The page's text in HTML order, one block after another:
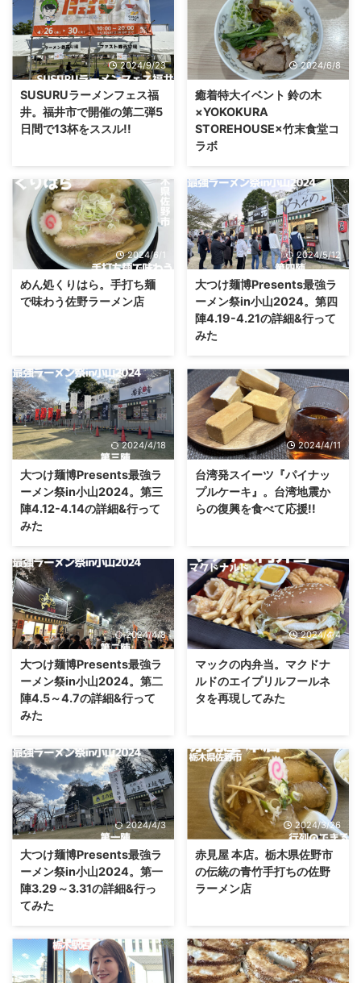
2024/9/23
SUSURUラーメンフェス福
井。福井市で開催の第二弾5
日間で13杯をススル!!
2024/6/8
癒着特大イベント 鈴の木
×YOKOKURA
STOREHOUSE×竹末食堂コ
ラボ
2024/6/1
めん処くりはら。手打ち麺
で味わう佐野ラーメン店
2024/5/12
大つけ麺博Presents最強ラ
ーメン祭in小山2024。第四
陣4.19-4.21の詳細&行って
みた
2024/4/18
大つけ麺博Presents最強ラ
ーメン祭in小山2024。第三
陣4.12-4.14の詳細&行って
みた
2024/4/11
台湾発スイーツ『パイナッ
プルケーキ』。台湾地震か
らの復興を食べて応援!!
2024/4/8
大つけ麺博Presents最強ラ
ーメン祭in小山2024。第二
陣4.5～4.7の詳細&行って
みた
2024/4/4
マックの内弁当。マクドナ
ルドのエイプリルフールネ
タを再現してみた
2024/4/3
大つけ麺博Presents最強ラ
ーメン祭in小山2024。第一
陣3.29～3.31の詳細&行っ
てみた
2024/3/26
赤見屋 本店。栃木県佐野市
の伝統の青竹手打ちの佐野
ラーメン店